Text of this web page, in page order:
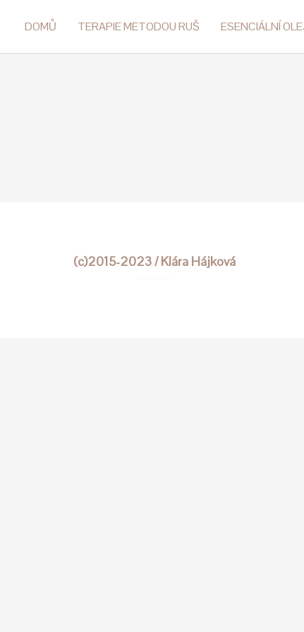
DOMŮ TERAPIE METODOU RUŠ ESENCIÁLNÍ
(c)2015-2023 / Klára Hájková